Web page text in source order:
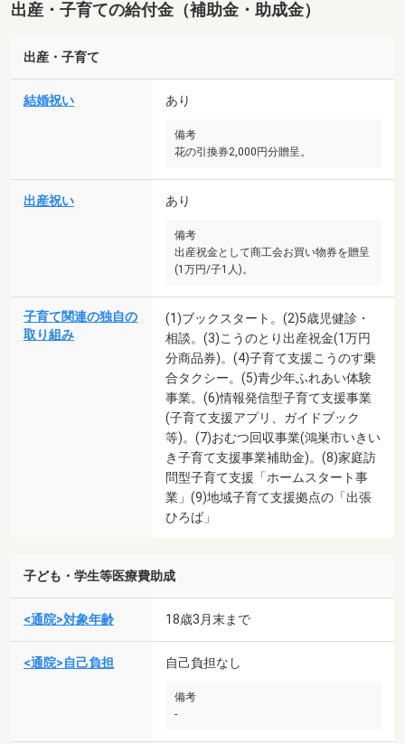
出産・子育ての給付金（補助金・助成金）
出産・子育て
結婚祝い あり
備考
花の引換券2,000円分贈呈。
出産祝い あり
備考
出産祝金として商工会お買い物券を贈呈
(1万円/子1人)。
子育て関連の独自の
取り組み
(1)ブックスタート。(2)5歳児健診・
相談。(3)こうのとり出産祝金(1万円
分商品券)。(4)子育て支援こうのす乗
合タクシー。(5)青少年ふれあい体験
事業。(6)情報発信型子育て支援事業
(子育て支援アプリ、ガイドブック
等)。(7)おむつ回収事業(鴻巣市いきい
き子育て支援事業補助金)。(8)家庭訪
問型子育て支援「ホームスタート事
業」(9)地域子育て支援拠点の「出張
ひろば」
子ども・学生等医療費助成
<通院>対象年齢 18歳3月末まで
<通院>自己負担 自己負担なし
備考
-